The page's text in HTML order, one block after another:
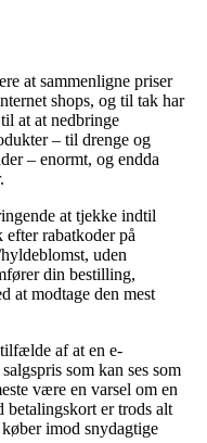
at sammenligne priser
shops, og til tak har
at at nedbringe
– til drenge og
– enormt, og endda
at tjekke indtil
rabatkoder på
uden
din bestilling,
at modtage den mest
af at en e-
som kan ses som
være en varsel om en
er trods alt
imod snydagtige